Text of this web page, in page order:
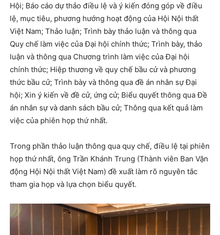
Hội; Báo cáo dự thảo điều lệ và ý kiến đóng góp về điều
lệ, mục tiêu, phương hướng hoạt động của Hội Nội thất
Việt Nam; Thảo luận; Trình bày thảo luận và thông qua
Quy chế làm việc của Đại hội chính thức; Trình bày, thảo
luận và thông qua Chương trình làm việc của Đại hội
chính thức; Hiệp thương về quy chế bầu cử và phương
thức bầu cử; Trình bày và thông qua đề án nhân sự Đại
hội; Xin ý kiến về đề cử, ứng cử; Biểu quyết thông qua Đề
án nhân sự và danh sách bầu cử; Thông qua kết quả làm
việc của phiên họp thứ nhất.
Trong phần thảo luận thông qua quy chế, điều lệ tại phiên
họp thứ nhất, ông Trần Khánh Trung (Thành viên Ban Vận
động Hội Nội thất Việt Nam) đề xuất làm rõ nguyên tắc
tham gia họp và lựa chọn biểu quyết.